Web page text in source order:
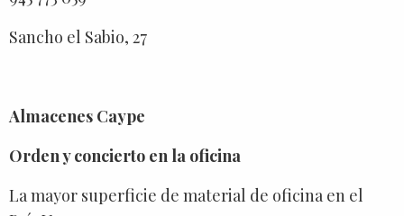
Sancho el Sabio, 27
Almacenes Caype
Orden y concierto en la oficina
La mayor superficie de material de oficina en el